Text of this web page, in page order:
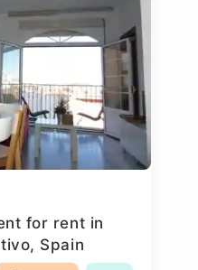
for rent in
Spain